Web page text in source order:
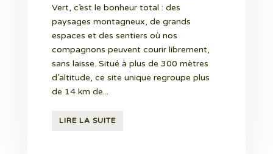
Vert, c’est le bonheur total : des
paysages montagneux, de grands
espaces et des sentiers où nos
compagnons peuvent courir librement,
sans laisse. Situé à plus de 300 mètres
d’altitude, ce site unique regroupe plus
de 14 km de...
LIRE LA SUITE